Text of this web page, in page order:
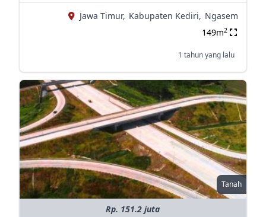
Jawa Timur, Kabupaten Kediri, Ngasem
149m2
1 tahun yang lalu
Tanah
Rp. 151.2 juta